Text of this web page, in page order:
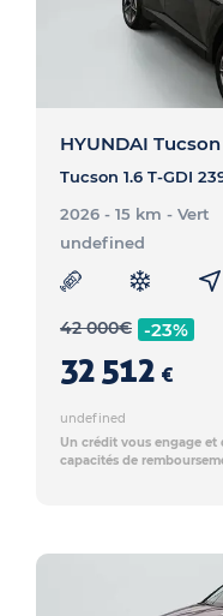
HYUNDAI Tucson
2026 - 15 km - Vert
undefined
42 000€ -23%
32 512 €
undefined
Un crédit vous engage et
capacités de